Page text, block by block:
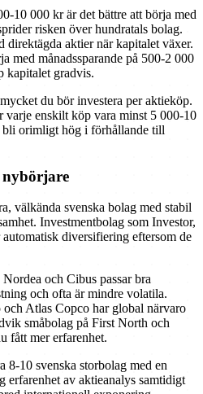
10 000 kr är det bättre att börja med
risken över hundratals bolag.
direktägda aktier när kapitalet växer.
med månadssparande på 500-2 000
kapitalet gradvis.
du bör investera per aktieköp.
enskilt köp vara minst 5 000-10
orimligt hög i förhållande till
välkända svenska bolag med stabil
Investmentbolag som Investor,
diversifiering eftersom de
och Cibus passar bra
och ofta är mindre volatila.
Atlas Copco har global närvaro
småbolag på First North och
fått mer erfarenhet.
8-10 svenska storbolag med en
erfarenhet av aktieanalys samtidigt